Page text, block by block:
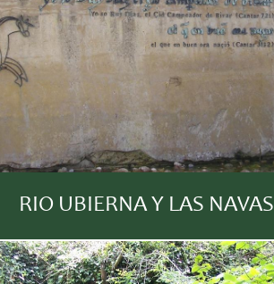
RIO UBIERNA Y LAS NAVAS